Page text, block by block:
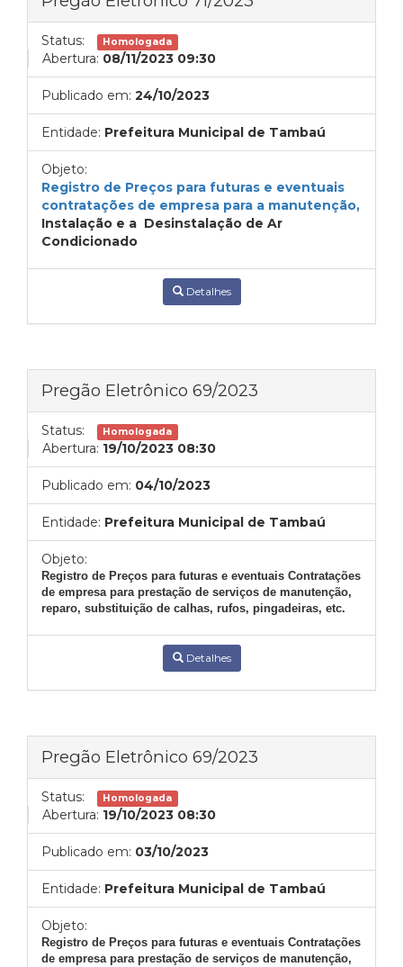
Status: Homologada
Abertura: 08/11/2023 09:30
Publicado em: 24/10/2023
Entidade: Prefeitura Municipal de Tambaú
Objeto:
Registro de Preços para futuras e eventuais
contratações de empresa para a manutenção,
Instalação e a Desinstalação de Ar
Condicionado
Detalhes
Pregão Eletrônico 69/2023
Status: Homologada
Abertura: 19/10/2023 08:30
Publicado em: 04/10/2023
Entidade: Prefeitura Municipal de Tambaú
Objeto:
Registro de Preços para futuras e eventuais Contratações
de empresa para prestação de serviços de manutenção,
reparo, substituição de calhas, rufos, pingadeiras, etc.
Detalhes
Pregão Eletrônico 69/2023
Status: Homologada
Abertura: 19/10/2023 08:30
Publicado em: 03/10/2023
Entidade: Prefeitura Municipal de Tambaú
Objeto:
Registro de Preços para futuras e eventuais Contratações
de empresa para prestação de serviços de manutenção,